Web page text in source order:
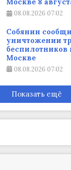
08.08.2026 07:02
Собянин
уничтожении
беспилотников
Москве
08.08.2026 07:02
Показать ещё